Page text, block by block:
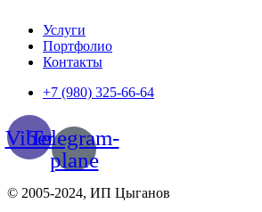
Услуги
Портфолио
Контакты
+7 (980) 325-66-64
ViberTelegram-
plane
© 2005-2024, ИП Цыганов